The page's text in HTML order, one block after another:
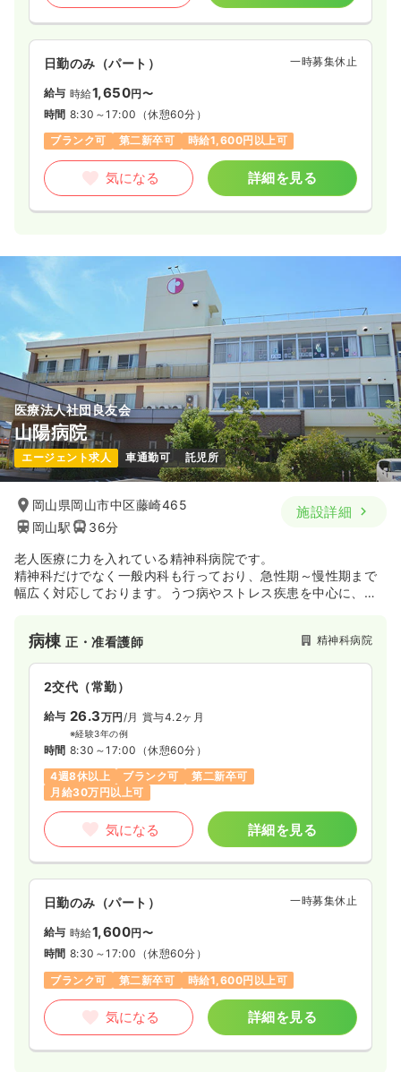
日勤のみ（パート） 一時募集休止
給与 時給1,650円〜
時間 8:30～17:00 （休憩60分）
ブランク可
第二新卒可 時給1,600円以上可
気になる 詳細を見る
医療法人社団良友会
山陽病院
エージェント求人 車通勤可 託児所
岡山県岡山市中区藤崎465
岡山駅
36分
施設詳細
老人医療に力を入れている精神科病院です。
精神科だけでなく一般内科も行っており、急性期～慢性期まで
幅広く対応しております。うつ病やストレス疾患を中心に、統
病棟正・准看護師 精神科病院
2交代（常勤）
給与 26.3万円 /月 賞与4.2ヶ月
※経験3年の例
時間 8:30～17:00 （休憩60分）
4週8休以上
ブランク可
第二新卒可
月給30万円以上可
気になる 詳細を見る
日勤のみ（パート） 一時募集休止
給与 時給1,600円〜
時間 8:30～17:00 （休憩60分）
ブランク可
第二新卒可 時給1,600円以上可
気になる 詳細を見る